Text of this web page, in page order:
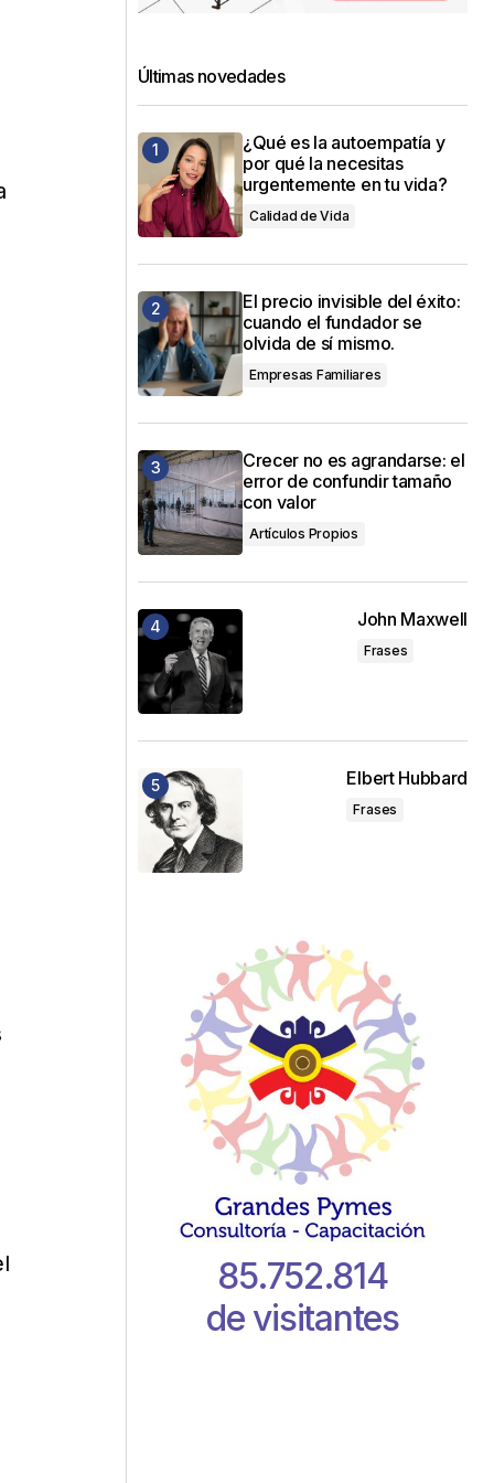
Últimas novedades
¿Qué es la autoempatía y
por qué la necesitas
urgentemente en tu vida?
Calidad de Vida
El precio invisible del éxito:
cuando el fundador se
olvida de sí mismo.
Empresas Familiares
Crecer no es agrandarse: el
error de confundir tamaño
con valor
Artículos Propios
John Maxwell
Frases
Elbert Hubbard
Frases
85.752.814
de visitantes